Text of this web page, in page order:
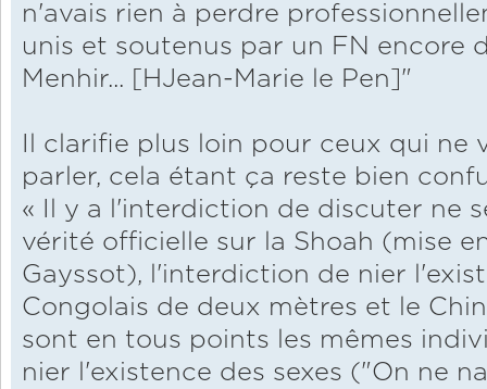
n'avais rien à perdre
unis et soutenus par un FN encore
Menhir... [HJean-Marie le Pen]"
Il clarifie plus loin pour ceux qui
parler, cela étant ça reste bien
« Il y a l'interdiction de discuter ne
vérité officielle sur la Shoah (mise
Gayssot), l'interdiction de nier
Congolais de deux mètres et le
sont en tous points les mêmes
nier l'existence des sexes ("On ne